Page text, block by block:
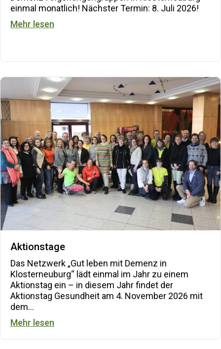
einmal monatlich! Nächster Termin: 8. Juli 2026!
Mehr lesen
Aktionstage
Das Netzwerk „Gut leben mit Demenz in
Klosterneuburg“ lädt einmal im Jahr zu einem
Aktionstag ein – in diesem Jahr findet der
Aktionstag Gesundheit am 4. November 2026 mit
dem…
Mehr lesen